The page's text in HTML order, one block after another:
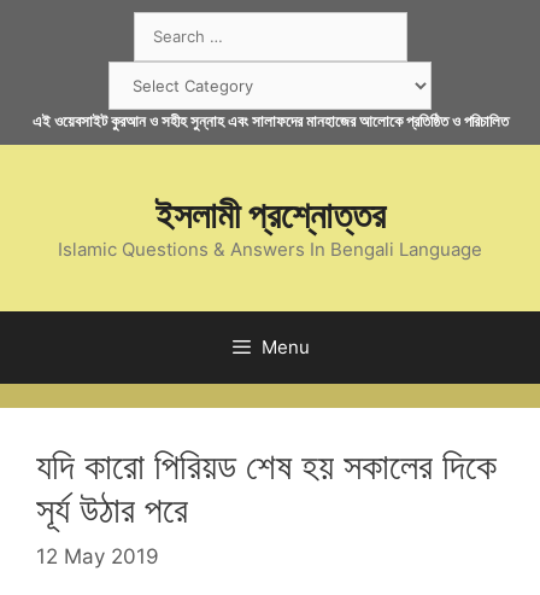
for:
এই ওয়েবসাইট কুরআন ও সহীহ সুন্নাহ এবং সালাফদের মানহাজের আলোকে প্রতিষ্ঠিত ও পরিচালিত
ইসলামী প্রশ্নোত্তর
Islamic Questions & Answers In Bengali Language
Menu
যদি কারো পিরিয়ড শেষ হয় সকালের দিকে
সূর্য উঠার পরে
12 May 2019